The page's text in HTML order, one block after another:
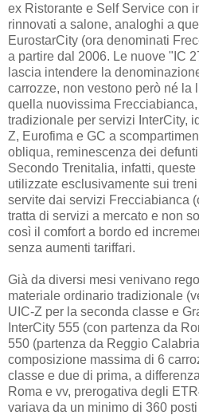
ex Ristorante e Self Service con
rinnovati a salone, analoghi a
EurostarCity (ora denominati
a partire dal 2006. Le nuove "IC
lascia intendere la
carrozze, non vestono però né la
quella nuovissima
tradizionale per servizi InterCity,
Z, Eurofima e GC a
obliqua, reminescenza dei
Secondo Trenitalia, infatti,
utilizzate esclusivamente sui
servite dai servizi Frecciabianca
tratta di servizi a mercato e non
così il comfort a bordo ed
senza aumenti tariffari.
Già da diversi mesi venivano
materiale ordinario tradizionale
UIC-Z per la seconda classe e
InterCity 555 (con partenza da
550 (partenza da Reggio
composizione massima di 6
classe e due di prima, a
Roma e vv, prerogativa degli
variava da un minimo di 360